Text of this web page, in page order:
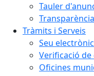
Tauler
Transparència
Tràmits i Serveis
Seu
Verificació
Oficines